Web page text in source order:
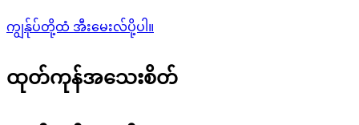
ကျွန်ုပ်တို့ထံ အီးမေးလ်ပို့ပါ။
ထုတ်ကုန်အသေးစိတ်